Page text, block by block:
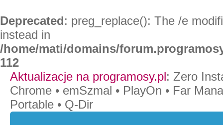
Deprecated: preg_replace(): The /e
instead in
/home/mati/domains/
112
Aktualizacje na programosy.pl: Zero
Chrome • emSzmal • PlayOn • Far
Portable • Q-Dir